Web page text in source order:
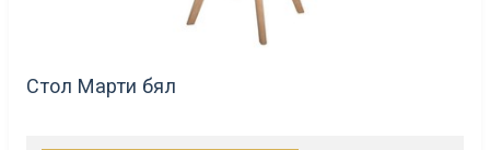
Стол Марти бял